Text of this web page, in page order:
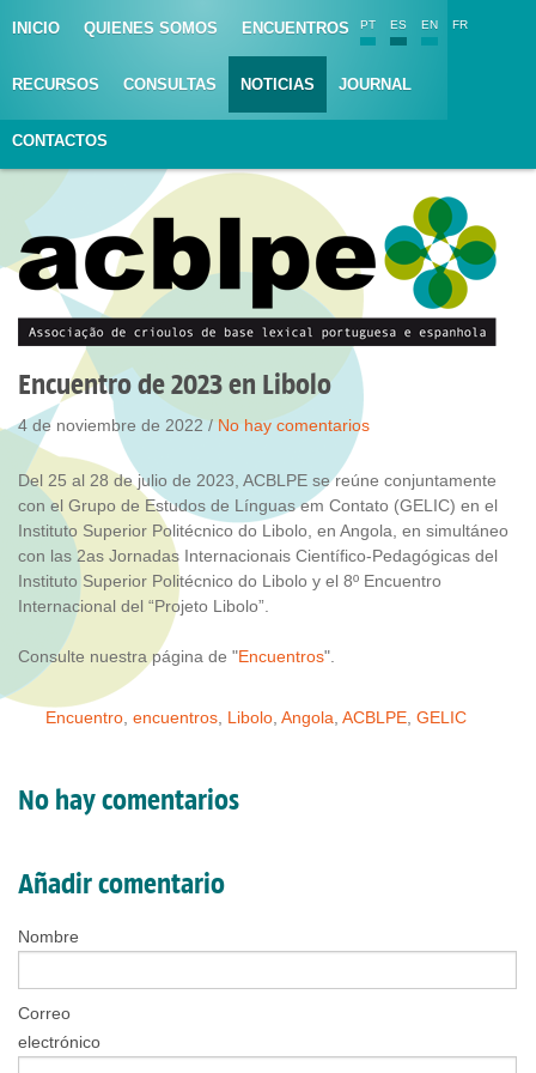
INICIO QUIENES SOMOS ENCUENTROS
RECURSOS CONSULTAS NOTICIAS JOURNAL
CONTACTOS
PT ES EN FR
Encuentro de 2023 en Libolo
4 de noviembre de 2022 /No hay comentarios
Del 25 al 28 de julio de 2023, ACBLPE se reúne conjuntamente
con el Grupo de Estudos de Línguas em Contato (GELIC) en el
Instituto Superior Politécnico do Libolo, en Angola, en simultáneo
con las 2as Jornadas Internacionais Científico-Pedagógicas del
Instituto Superior Politécnico do Libolo y el 8º Encuentro
Internacional del “Projeto Libolo”.
Consulte nuestra página de "Encuentros".
Encuentro encuentros Libolo Angola ACBLPE GELIC
No hay comentarios
Añadir comentario
Nombre
Correo
electrónico